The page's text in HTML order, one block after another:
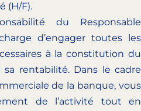
(H/F).
du Responsable
d’engager toutes les
à la constitution du
sa rentabilité. Dans le cadre
de la banque, vous
de l’activité tout en